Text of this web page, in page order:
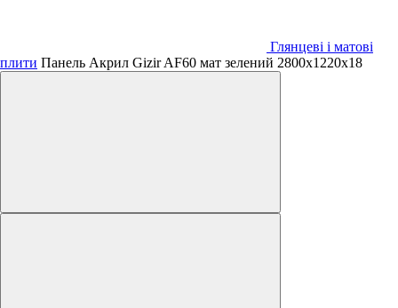
Глянцеві і матові
плити Панель Акрил Gizir AF60 мат зелений 2800х1220х18